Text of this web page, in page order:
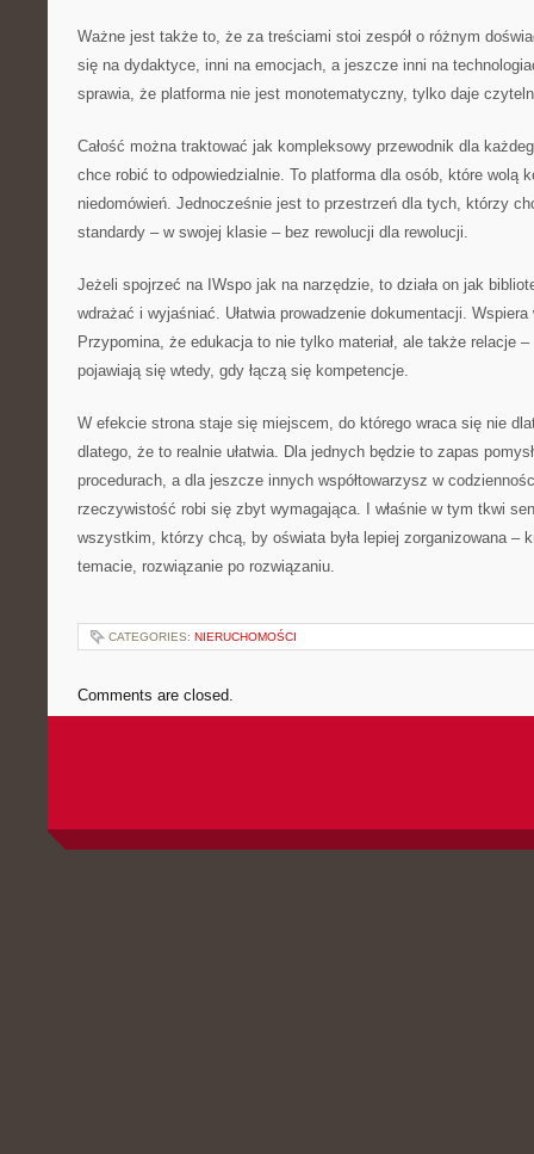
Ważne jest także to, że za treściami stoi zespół o różnym
się na dydaktyce, inni na emocjach, a jeszcze inni na
sprawia, że platforma nie jest monotematyczny, tylko daje
Całość można traktować jak kompleksowy przewodnik dla
chce robić to odpowiedzialnie. To platforma dla osób, które wolą
niedomówień. Jednocześnie jest to przestrzeń dla tych, którzy
standardy – w swojej klasie – bez rewolucji dla rewolucji.
Jeżeli spojrzeć na IWspo jak na narzędzie, to działa on jak
wdrażać i wyjaśniać. Ułatwia prowadzenie dokumentacji.
Przypomina, że edukacja to nie tylko materiał, ale także relacje
pojawiają się wtedy, gdy łączą się kompetencje.
W efekcie strona staje się miejscem, do którego wraca się nie
dlatego, że to realnie ułatwia. Dla jednych będzie to zapas
procedurach, a dla jeszcze innych współtowarzysz w
rzeczywistość robi się zbyt wymagająca. I właśnie w tym tkwi
wszystkim, którzy chcą, by oświata była lepiej zorganizowana –
temacie, rozwiązanie po rozwiązaniu.
CATEGORIES: NIERUCHOMOŚCI
Comments are closed.